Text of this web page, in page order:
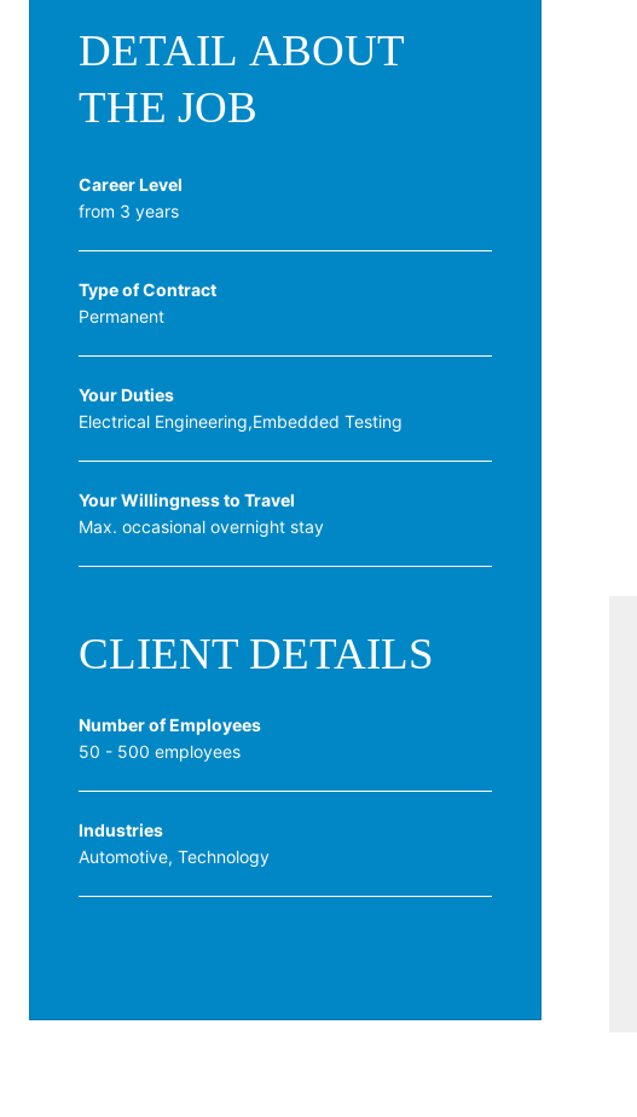
DETAIL ABOUT
THE JOB
Career Level
from 3 years
Type of Contract
Permanent
Your Duties
Electrical Engineering,Embedded Testing
Your Willingness to Travel
Max. occasional overnight stay
CLIENT DETAILS
Number of Employees
50 - 500 employees
Industries
Automotive, Technology